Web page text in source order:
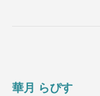
華月 らぴす